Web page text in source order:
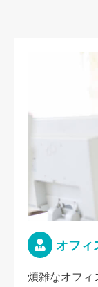
オフィ
煩雑なオフィ